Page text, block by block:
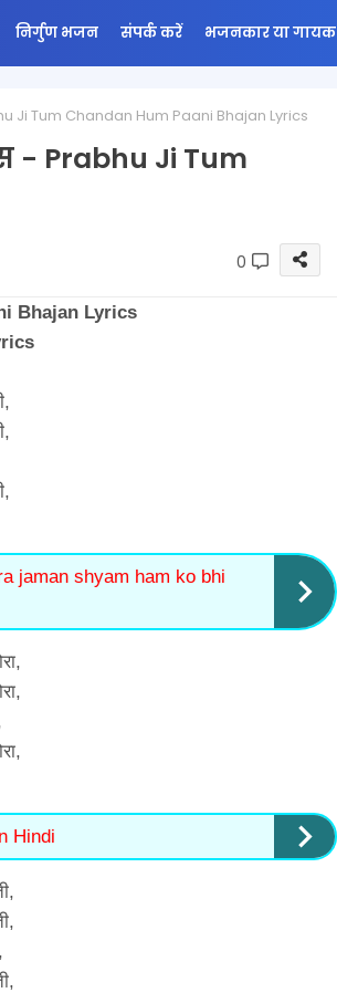
निर्गुण भजन संपर्क करें भजनकार या गायक
Ji Tum Chandan Hum Paani Bhajan Lyrics
- Prabhu Ji Tum
0
Bhajan Lyrics
jaman shyam ham ko bhi
Hindi